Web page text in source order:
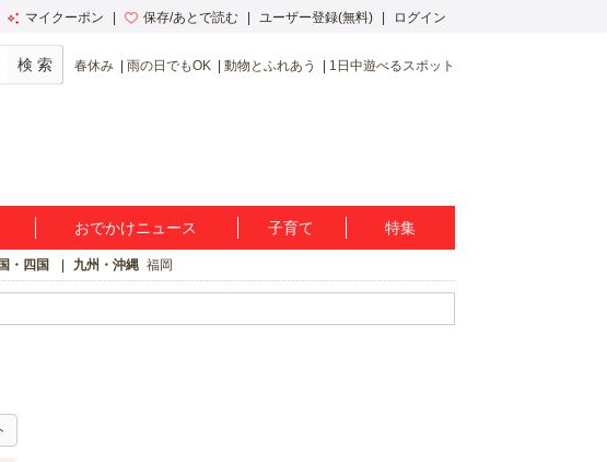
マイクーポン 保存/あとで読む ユーザー登録(無料) ログイン
春休み 雨の日でもOK 動物とふれあう 1日中遊べるスポット
おでかけニュース 子育て 特集
・四国 九州・沖縄 福岡